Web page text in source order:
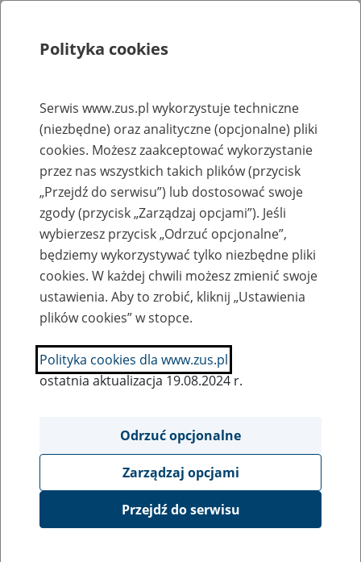
Rejestry, ewidencje i archiwa
Baza zlikwidowanych lub
przekształconych zakładów pracy
Nazwa zakładu pracy:
SZUKAJ
Ukryj wszystkie pozycje bazy
NEW LOOK POLAND Spółka z o.o. -
Polityka cookies
Serwis www.zus.pl wykorzystuje techniczne
(niezbędne) oraz analityczne (opcjonalne) pliki
cookies. Możesz zaakceptować wykorzystanie
przez nas wszystkich takich plików (przycisk
„Przejdź do serwisu”) lub dostosować swoje
zgody (przycisk „Zarządzaj opcjami”). Jeśli
wybierzesz przycisk „Odrzuć opcjonalne”,
będziemy wykorzystywać tylko niezbędne pliki
cookies. W każdej chwili możesz zmienić swoje
ustawienia. Aby to zrobić, kliknij „Ustawienia
plików cookies” w stopce.
Polityka cookies dla www.zus.pl
ostatnia aktualizacja 19.08.2024 r.
Odrzuć opcjonalne
Zarządzaj opcjami
Przejdź do serwisu